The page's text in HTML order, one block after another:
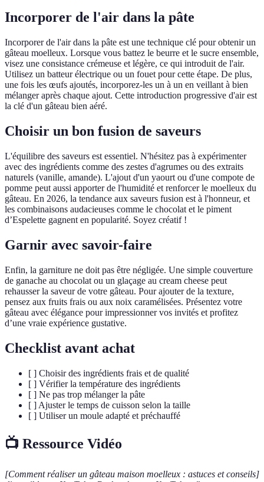
Incorporer de l'air dans la pâte
Incorporer de l'air dans la pâte est une technique clé pour obtenir un
gâteau moelleux. Lorsque vous battez le beurre et le sucre ensemble,
visez une consistance crémeuse et légère, ce qui introduit de l'air.
Utilisez un batteur électrique ou un fouet pour cette étape. De plus,
une fois les œufs ajoutés, incorporez-les un à un en veillant à bien
mélanger après chaque ajout. Cette introduction progressive d'air est
la clé d'un gâteau bien aéré.
Choisir un bon fusion de saveurs
L'équilibre des saveurs est essentiel. N'hésitez pas à expérimenter
avec des ingrédients comme des zestes d'agrumes ou des extraits
naturels (vanille, amande). L'ajout d'un yaourt ou d'une compote de
pomme peut aussi apporter de l'humidité et renforcer le moelleux du
gâteau. En 2026, la tendance aux saveurs fusion est à l'honneur, et
les combinaisons audacieuses comme le chocolat et le piment
d’Espelette gagnent en popularité. Soyez créatif !
Garnir avec savoir-faire
Enfin, la garniture ne doit pas être négligée. Une simple couverture
de ganache au chocolat ou un glaçage au cream cheese peut
rehausser la saveur de votre gâteau. Pour ajouter de la texture,
pensez aux fruits frais ou aux noix caramélisées. Présentez votre
gâteau avec élégance pour impressionner vos invités et profitez
d’une vraie expérience gustative.
Checklist avant achat
[ ] Choisir des ingrédients frais et de qualité
[ ] Vérifier la température des ingrédients
[ ] Ne pas trop mélanger la pâte
[ ] Ajuster le temps de cuisson selon la taille
[ ] Utiliser un moule adapté et préchauffé
📺 Ressource Vidéo
[Comment réaliser un gâteau maison moelleux : astuces et conseils]